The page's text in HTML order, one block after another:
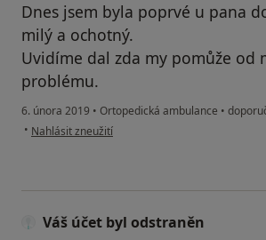
Dnes jsem byla poprvé u pana
milý a ochotný.
Uvidíme dal zda my pomůže od
problému.
6. února 2019 • Ortopedická ambulance •
• podle názoru uživatele Leňa Kocianova
Nahlásit zneužití
Váš účet byl odstraněn